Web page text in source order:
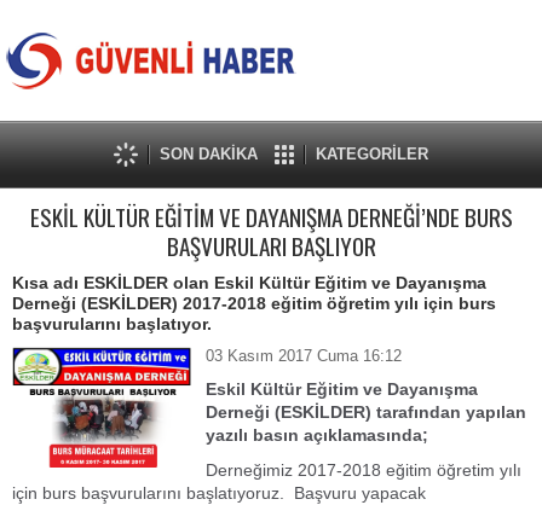
SON DAKİKA KATEGORİLER
ESKİL KÜLTÜR EĞİTİM VE DAYANIŞMA DERNEĞİ’NDE BURS
BAŞVURULARI BAŞLIYOR
Kısa adı ESKİLDER olan Eskil Kültür Eğitim ve Dayanışma
Derneği (ESKİLDER) 2017-2018 eğitim öğretim yılı için burs
başvurularını başlatıyor.
03 Kasım 2017 Cuma 16:12
Eskil Kültür Eğitim ve Dayanışma
Derneği (ESKİLDER) tarafından yapılan
yazılı basın açıklamasında;
Derneğimiz 2017-2018 eğitim öğretim yılı
için burs başvurularını başlatıyoruz. Başvuru yapacak